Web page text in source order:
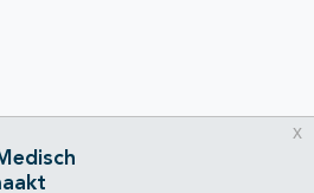
x